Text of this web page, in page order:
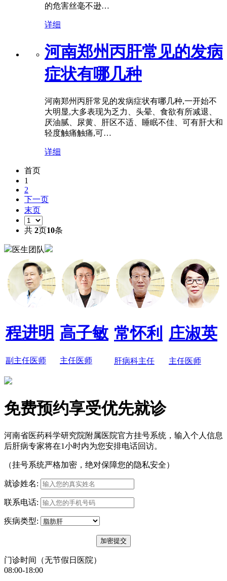
的危害丝毫不逊…
详细
河南郑州丙肝常见的发病
症状有哪几种
河南郑州丙肝常见的发病症状有哪几种,一开始不
大明显,大多表现为乏力、头晕、食欲有所减退、
厌油腻、尿黄、肝区不适、睡眠不佳、可有肝大和
轻度触痛触痛,可…
详细
首页
1
2
下一页
末页
共 2页10条
医生团队
程进明
副主任医师
高子敏
主任医师
常怀利
肝病科主任
庄淑英
主任医师
免费预约享受优先就诊
河南省医药科学研究院附属医院官方挂号系统，输入个人信息
后肝病专家将在1小时内为您安排电话回访。
（挂号系统严格加密，绝对保障您的隐私安全）
就诊姓名:
联系电话:
疾病类型:
门诊时间（无节假日医院）
08:00-18:00